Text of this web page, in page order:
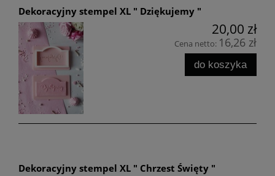
Dekoracyjny stempel XL " Dziękujemy "
20,00 zł
Cena netto: 16,26 zł
do koszyka
Dekoracyjny stempel XL " Chrzest Święty "